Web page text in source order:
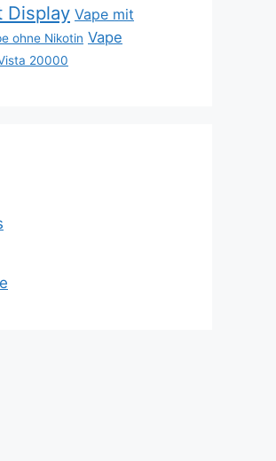
Display Vape mit
ohne Nikotin Vape
20000